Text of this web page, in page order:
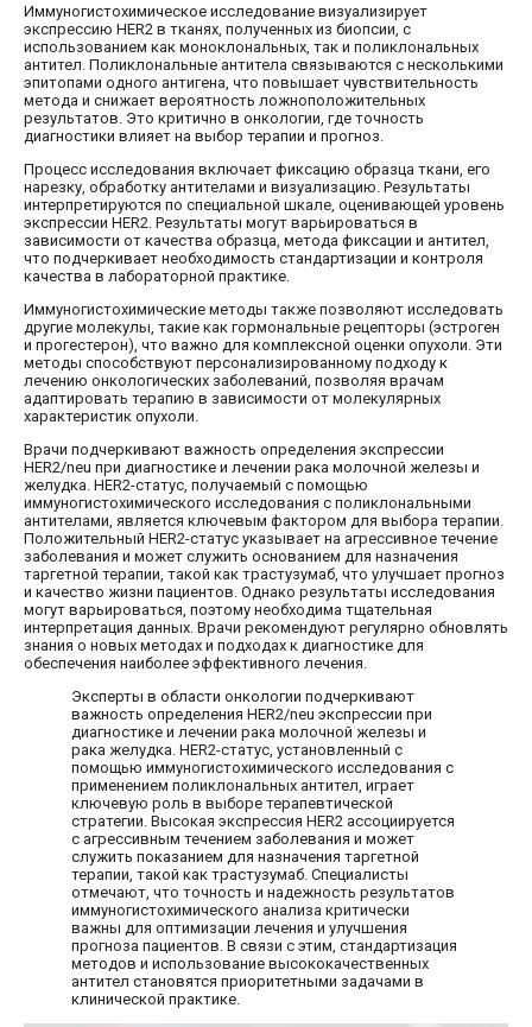
Иммуногистохимическое исследование визуализирует
экспрессию HER2 в тканях, полученных из биопсии, с
использованием как моноклональных, так и поликлональных
антител. Поликлональные антитела связываются с несколькими
эпитопами одного антигена, что повышает чувствительность
метода и снижает вероятность ложноположительных
результатов. Это критично в онкологии, где точность
диагностики влияет на выбор терапии и прогноз.
Процесс исследования включает фиксацию образца ткани, его
нарезку, обработку антителами и визуализацию. Результаты
интерпретируются по специальной шкале, оценивающей уровень
экспрессии HER2. Результаты могут варьироваться в
зависимости от качества образца, метода фиксации и антител,
что подчеркивает необходимость стандартизации и контроля
качества в лабораторной практике.
Иммуногистохимические методы также позволяют исследовать
другие молекулы, такие как гормональные рецепторы (эстроген
и прогестерон), что важно для комплексной оценки опухоли. Эти
методы способствуют персонализированному подходу к
лечению онкологических заболеваний, позволяя врачам
адаптировать терапию в зависимости от молекулярных
характеристик опухоли.
Врачи подчеркивают важность определения экспрессии
HER2/neu при диагностике и лечении рака молочной железы и
желудка. HER2-статус, получаемый с помощью
иммуногистохимического исследования с поликлональными
антителами, является ключевым фактором для выбора терапии.
Положительный HER2-статус указывает на агрессивное течение
заболевания и может служить основанием для назначения
таргетной терапии, такой как трастузумаб, что улучшает прогноз
и качество жизни пациентов. Однако результаты исследования
могут варьироваться, поэтому необходима тщательная
интерпретация данных. Врачи рекомендуют регулярно обновлять
знания о новых методах и подходах к диагностике для
обеспечения наиболее эффективного лечения.
Эксперты в области онкологии подчеркивают
важность определения HER2/neu экспрессии при
диагностике и лечении рака молочной железы и
рака желудка. HER2-статус, установленный с
помощью иммуногистохимического исследования с
применением поликлональных антител, играет
ключевую роль в выборе терапевтической
стратегии. Высокая экспрессия HER2 ассоциируется
с агрессивным течением заболевания и может
служить показанием для назначения таргетной
терапии, такой как трастузумаб. Специалисты
отмечают, что точность и надежность результатов
иммуногистохимического анализа критически
важны для оптимизации лечения и улучшения
прогноза пациентов. В связи с этим, стандартизация
методов и использование высококачественных
антител становятся приоритетными задачами в
клинической практике.